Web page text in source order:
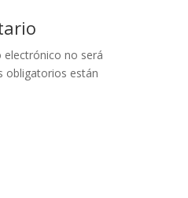
electrónico no será
obligatorios están